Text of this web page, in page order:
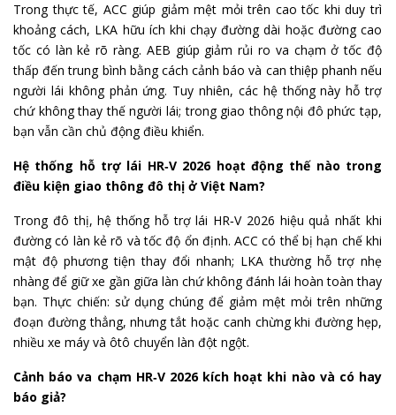
Trong thực tế, ACC giúp giảm mệt mỏi trên cao tốc khi duy trì
khoảng cách, LKA hữu ích khi chạy đường dài hoặc đường cao
tốc có làn kẻ rõ ràng. AEB giúp giảm rủi ro va chạm ở tốc độ
thấp đến trung bình bằng cách cảnh báo và can thiệp phanh nếu
người lái không phản ứng. Tuy nhiên, các hệ thống này hỗ trợ
chứ không thay thế người lái; trong giao thông nội đô phức tạp,
bạn vẫn cần chủ động điều khiển.
Hệ thống hỗ trợ lái HR‑V 2026 hoạt động thế nào trong
điều kiện giao thông đô thị ở Việt Nam?
Trong đô thị, hệ thống hỗ trợ lái HR‑V 2026 hiệu quả nhất khi
đường có làn kẻ rõ và tốc độ ổn định. ACC có thể bị hạn chế khi
mật độ phương tiện thay đổi nhanh; LKA thường hỗ trợ nhẹ
nhàng để giữ xe gần giữa làn chứ không đánh lái hoàn toàn thay
bạn. Thực chiến: sử dụng chúng để giảm mệt mỏi trên những
đoạn đường thẳng, nhưng tắt hoặc canh chừng khi đường hẹp,
nhiều xe máy và ôtô chuyển làn đột ngột.
Cảnh báo va chạm HR‑V 2026 kích hoạt khi nào và có hay
báo giả?